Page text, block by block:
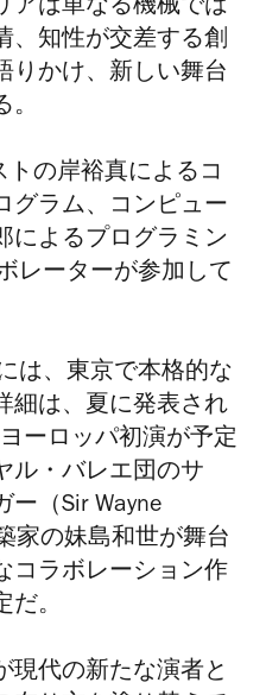
アは単なる機械では
、知性が交差する創
りかけ、新しい舞台
トの岸裕真によるコ
グラム、コンピュー
によるプログラミン
レーターが参加して
は、東京で本格的な
細は、夏に発表され
ーロッパ初演が予定
ル・バレエ団のサ
ー（Sir Wayne
家の妹島和世が舞台
コラボレーション作
。
現代の新たな演者と